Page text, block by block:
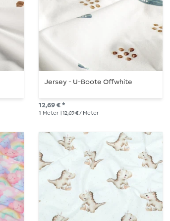
Jersey - U-Boote Offwhite
12,69 € *
1 Meter | 12,69 € / Meter